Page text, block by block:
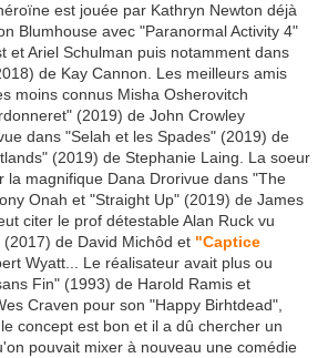
est jouée par Kathryn Newton déjà
Blumhouse avec "Paranormal Activity 4"
et Ariel Schulman puis notamment dans
de Kay Cannon. Les meilleurs amis
moins connus Misha Osherovitch
(2019) de John Crowley
dans "Selah et les Spades" (2019) de
(2019) de Stephanie Laing. La soeur
la magnifique Dana Drorivue dans "The
Onah et "Straight Up" (2019) de James
citer le prof détestable Alan Ruck vu
(2017) de David Michôd et "Captice
Wyatt... Le réalisateur avait plus ou
Fin" (1993) de Harold Ramis et
Craven pour son "Happy Birhtdead",
concept est bon et il a dû chercher un
pouvait mixer à nouveau une comédie